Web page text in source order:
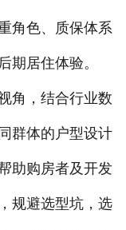
角色、质保体系
期居住体验。
，结合行业数
群体的户型设计
助购房者及开发
规避选型坑，选